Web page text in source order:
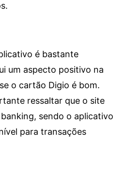
é bastante
um aspecto positivo na
o cartão Digio é bom.
ressaltar que o site
sendo o aplicativo
para transações